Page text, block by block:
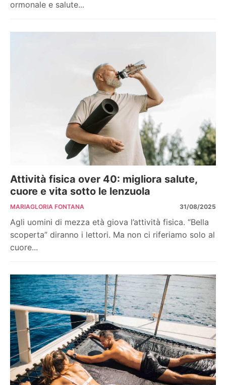
ormonale e salute...
Attività fisica over 40: migliora salute,
cuore e vita sotto le lenzuola
MARIAGLORIA FONTANA 31/08/2025
Agli uomini di mezza età giova l’attività fisica. “Bella
scoperta” diranno i lettori. Ma non ci riferiamo solo al
cuore...